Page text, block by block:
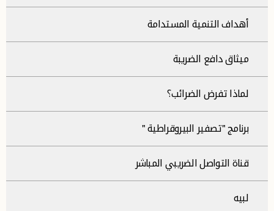
أهداف التنمية المستدامة
ميثاق دافع الضريبة
لماذا تفرض الضرائب؟
برنامج "تصفير البيروقراطية "
قناة التواصل الضريبي المباشر
لبيه